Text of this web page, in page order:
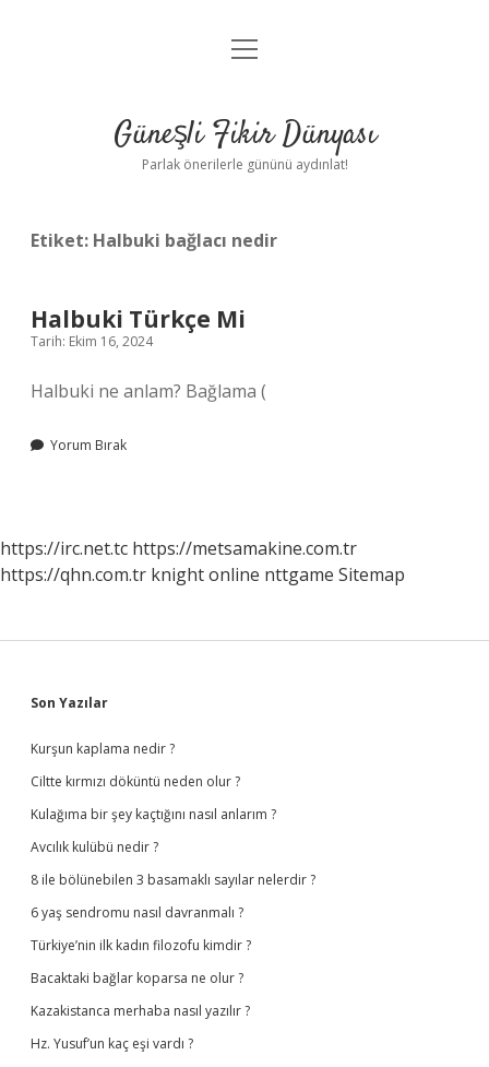
Anasayfa
Yasal Uyarı
menüyü
Güneşli Fikir Dünyası
Parlak önerilerle gününü aydınlat!
Etiket: Halbuki bağlacı nedir
Halbuki Türkçe Mi
Tarih: Ekim 16, 2024
Halbuki ne anlam? Bağlama (
Yorum Bırak
https://irc.net.tc https://metsamakine.com.tr
https://qhn.com.tr knight online nttgame Sitemap
Sidebar
Son Yazılar
Kurşun kaplama nedir ?
Ciltte kırmızı döküntü neden olur ?
Kulağıma bir şey kaçtığını nasıl anlarım ?
Avcılık kulübü nedir ?
8 ile bölünebilen 3 basamaklı sayılar nelerdir ?
6 yaş sendromu nasıl davranmalı ?
Türkiye’nin ilk kadın filozofu kimdir ?
Bacaktaki bağlar koparsa ne olur ?
Kazakistanca merhaba nasıl yazılır ?
Hz. Yusuf’un kaç eşi vardı ?